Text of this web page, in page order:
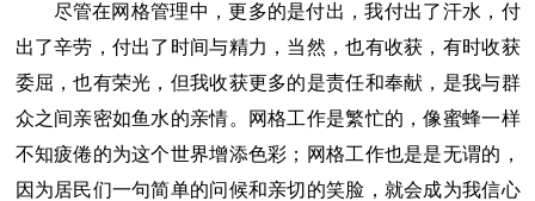
尽管在网格管理中，更多的是付出，我付出了汗水，付
出了辛劳，付出了时间与精力，当然，也有收获，有时收获
委屈，也有荣光，但我收获更多的是责任和奉献，是我与群
众之间亲密如鱼水的亲情。网格工作是繁忙的，像蜜蜂一样
不知疲倦的为这个世界增添色彩；网格工作也是是无谓的，
因为居民们一句简单的问候和亲切的笑脸，就会成为我信心